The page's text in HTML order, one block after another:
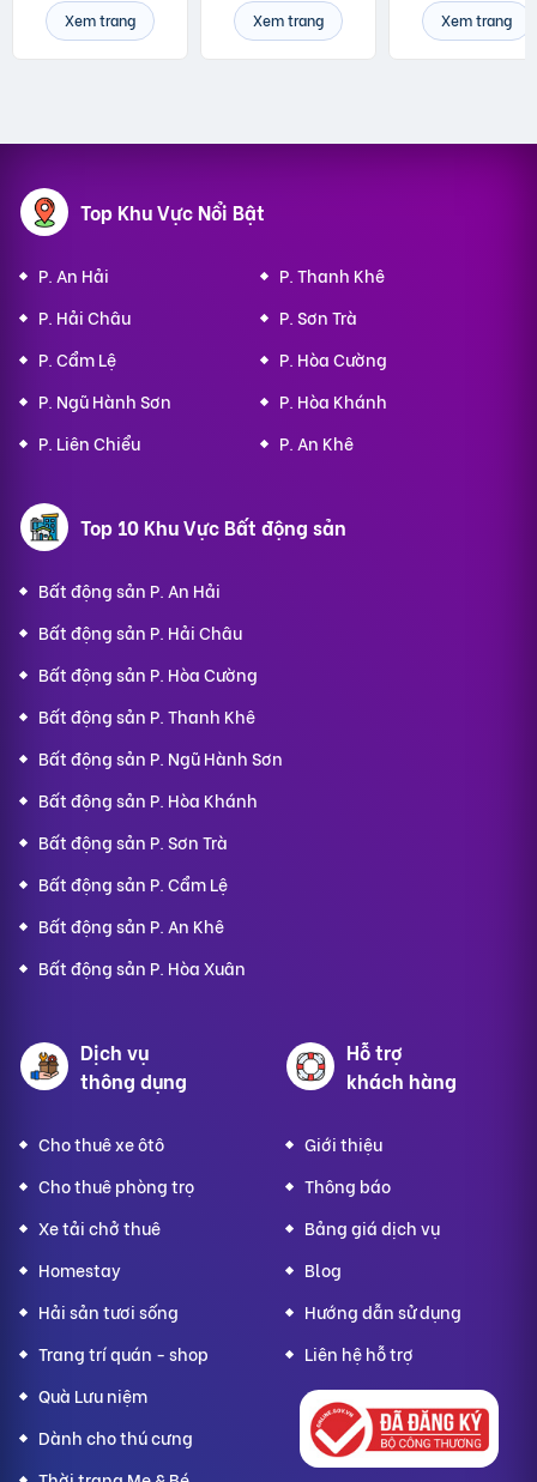
Xem trang Xem trang Xem trang
Top Khu Vực Nổi Bật
P. An Hải
P. Thanh Khê
P. Hải Châu
P. Sơn Trà
P. Cẩm Lệ
P. Hòa Cường
P. Ngũ Hành Sơn
P. Hòa Khánh
P. Liên Chiểu
P. An Khê
Top 10 Khu Vực Bất động sản
Bất động sản P. An Hải
Bất động sản P. Hải Châu
Bất động sản P. Hòa Cường
Bất động sản P. Thanh Khê
Bất động sản P. Ngũ Hành Sơn
Bất động sản P. Hòa Khánh
Bất động sản P. Sơn Trà
Bất động sản P. Cẩm Lệ
Bất động sản P. An Khê
Bất động sản P. Hòa Xuân
Dịch vụ
thông dụng
Cho thuê xe ôtô
Cho thuê phòng trọ
Xe tải chở thuê
Homestay
Hải sản tươi sống
Trang trí quán - shop
Quà Lưu niệm
Dành cho thú cưng
Hỗ trợ
khách hàng
Giới thiệu
Thông báo
Bảng giá dịch vụ
Blog
Hướng dẫn sử dụng
Liên hệ hỗ trợ